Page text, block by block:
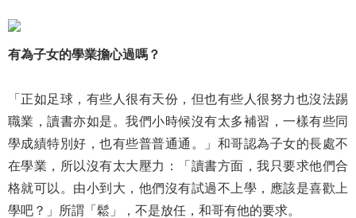
有為子女的學業擔心過嗎？
「正如足球，有些人很有天份，但也有些人很努力也沒法踢
職業，讀書亦如是。我們小時候沒有太多補習，一樣有些同
學成績特別好，也有些普普通通。」和哥認為子女的長處不
在學業，所以沒有太大壓力：「讀書方面，我只要求他們合
格就可以。由小到大，他們沒有試過不上學，應該是喜歡上
學吧？」所謂「鬆」，不是放任，和哥有他的要求。